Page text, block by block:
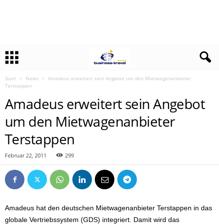
Start News
Amadeus erweitert sein Angebot um den Mietwagenanbieter
Terstappen
Amadeus erweitert sein Angebot
um den Mietwagenanbieter
Terstappen
Februar 22, 2011 299
Amadeus hat den deutschen Mietwagenanbieter Terstappen in das
globale Vertriebssystem (GDS) integriert. Damit wird das